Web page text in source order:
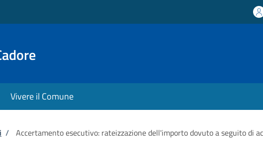
Vivere il Comune
/ Accertamento esecutivo: rateizzazione dell'importo dovuto a seguito di